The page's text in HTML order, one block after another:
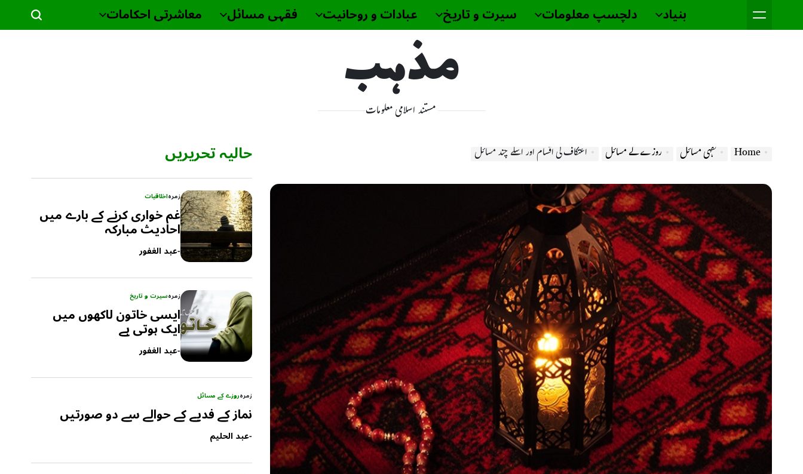
to
بنیاد دلچسپ معلومات سیرت و تاریخ عبادات و روحانیت فقہی مسائل معاشرتی احکامات
مذہب
مستند اسلامی معلومات
Home فقہی مسائل روزے کے مسائل اعتکاف کی اقسام اور اسکے چند مسائل حالیہ تحریریں
زمرہاخلاقیات
غم خواری کرنے کے بارے میں
احادیث مبارکہ
-عبد الغفور
زمرہسیرت و تاریخ
ایسی خاتون لاکھوں میں
ایک ہوتی ہے
-عبد الغفور
زمرہروزے کے مسائل
نماز کے فدیے کے حوالے سے دو صورتیں
-عبد الحلیم